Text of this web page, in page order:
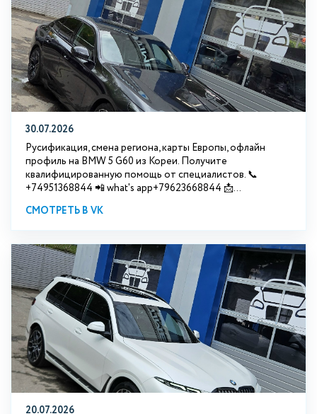
30.07.2026
Русификация, смена региона, карты Европы, офлайн
профиль на BMW 5 G60 из Кореи. Получите
квалифицированную помощь от специалистов. 📞
+74951368844 📲 what's app+79623668844 📩...
СМОТРЕТЬ В VK
20.07.2026